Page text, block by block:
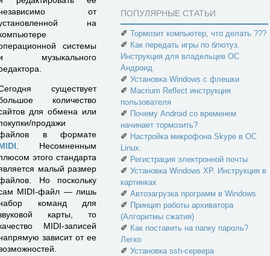
от
на
системы
музыкального
существует
количество
для обмена или
продажи
в формате
. Несомненным
этого стандарта
малый размер
Но поскольку
MIDI-файл — лишь
команд для
карты, то
MIDI-записей
зависит от ее
ПОПУЛЯРНЫЕ СТАТЬИ
✐ Тормозит компьютер, что делать ???
✐ Как передать игры по блютуз.
Инструкция для владельцев ОС
Андроид.
✐ Установка Windows с флешки
✐ Macrium Reflect инструкция
пользователя
✐ Почему Android со временем
начинает тормозить?
✐ Настройка микрофона Skype в ОС
Linux.
✐ Регистрация электронной почты
✐ Установка Windows XP. Инструкция в
картинках
✐ Автозагрузка программ в Windows
✐ Принцип работы архиватора
(Алгоритмы сжатия)
✐ Как поставить на папку пароль?
Легко
✐ Установка ssh-сервера